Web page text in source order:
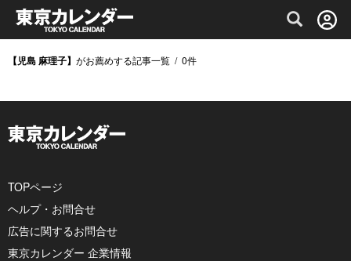
グルメ情報・プレミアムレストラン予約
【児島 麻理子】 がお薦めする記事一覧 / 0件
TOPページ
ヘルプ・お問合せ
広告に関するお問合せ
東京カレンダー 企業情報